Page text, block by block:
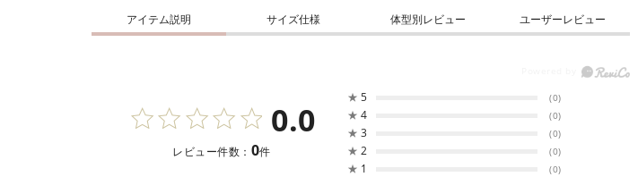
アイテム説明 サイズ仕様 体型別レビュー ユーザーレビュー
0.0
レビュー件数： 0件
★ 5 (0)
★ 4 (0)
★ 3 (0)
★ 2 (0)
★ 1 (0)